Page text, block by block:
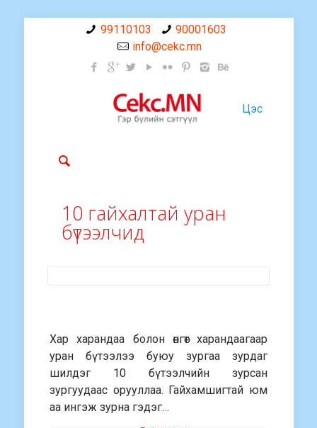
99110103
90001603
info@cekc.mn
Цэс
10 гайхалтай уран
бүтээлчид
Хар харандаа болон өнгөт харандаагаар
уран бүтээлээ буюу зургаа зурдаг
шилдэг 10 бүтээлчийн зурсан
зургуудаас орууллаа. Гайхамшигтай юм
аа ингэж зурна гэдэг…